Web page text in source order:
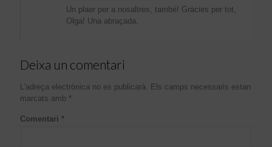
Un plaer per a nosaltres, també! Gràcies per tot,
Olga! Una abraçada.
Deixa un comentari
L'adreça electrònica no es publicarà.
Els camps necessaris estan
marcats amb *
Comentari *